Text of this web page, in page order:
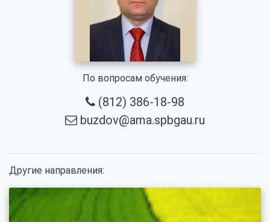
По вопросам обучения:
(812) 386-18-98
buzdov@ama.spbgau.ru
Другие направления: